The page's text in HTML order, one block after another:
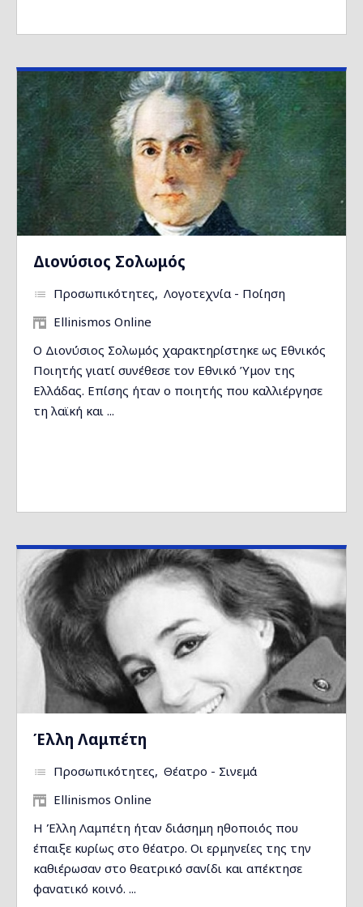
Διονύσιος Σολωμός
Προσωπικότητες Λογοτεχνία - Ποίηση
Ellinismos Online
Ο Διονύσιος Σολωμός χαρακτηρίστηκε ως Εθνικός
Ποιητής γιατί συνέθεσε τον Εθνικό Ύμον της
Ελλάδας. Επίσης ήταν ο ποιητής που καλλιέργησε
τη λαϊκή και ...
Έλλη Λαμπέτη
Προσωπικότητες Θέατρο - Σινεμά
Ellinismos Online
Η Έλλη Λαμπέτη ήταν διάσημη ηθοποιός που
έπαιξε κυρίως στο θέατρο. Οι ερμηνείες της την
καθιέρωσαν στο θεατρικό σανίδι και απέκτησε
φανατικό κοινό. ...